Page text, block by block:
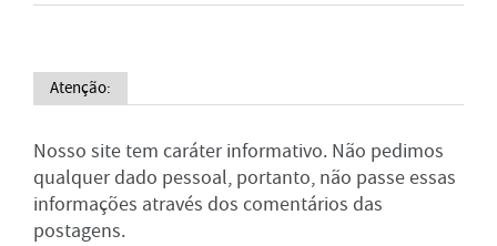
Atenção:
Nosso site tem caráter informativo. Não pedimos
qualquer dado pessoal, portanto, não passe essas
informações através dos comentários das
postagens.